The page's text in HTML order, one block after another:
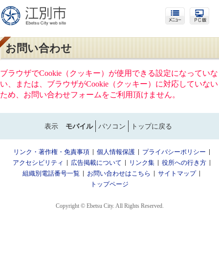
お問い合わせ
ブラウザでCookie（クッキー）が使用できる設定になっていな
い、または、ブラウザがCookie（クッキー）に対応していない
ため、お問い合わせフォームをご利用頂けません。
表示 モバイル パソコン トップに戻る
リンク・著作権・免責事項 個人情報保護
プライバシーポリシー
アクセシビリティ
広告掲載について リンク集
役所への行き方
組織別電話番号一覧
お問い合わせはこちら
サイトマップ
トップページ
Copyright © Ebetsu City. All Rights Reserved.